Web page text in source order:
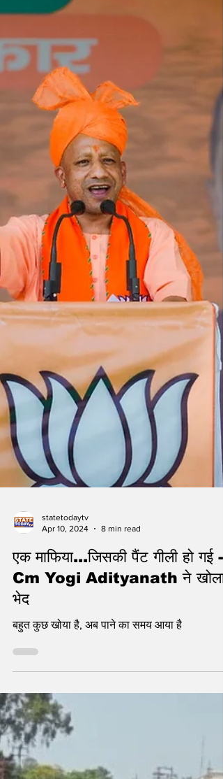
Apr 10, 2024
8 min read
एक माफिया...जिसकी पैंट गीली हो गई -
Cm Yogi Adityanath ने खोला
भेद
बहुत कुछ खोया है, अब पाने का समय आया है